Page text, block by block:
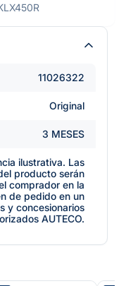
11026322
Original
3 MESES
ilustrativa. Las
producto serán
comprador en la
de pedido en un
y concesionarios
AUTECO.